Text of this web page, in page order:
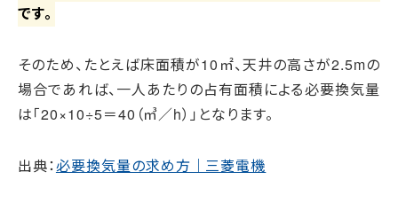
です。
そのため、たとえば床面積が10㎡、天井の高さが2.5mの
場合であれば、一人あたりの占有面積による必要換気量
は「20×10÷5＝40（㎥／h）」となります。
出典：必要換気量の求め方｜三菱電機